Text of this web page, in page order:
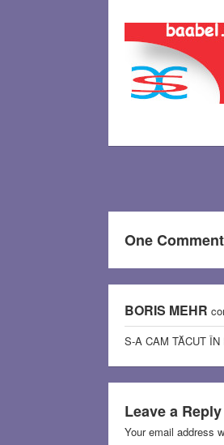
One Comment
BORIS MEHR
S-A CAM TĂCUT
Leave a Reply
Your email address